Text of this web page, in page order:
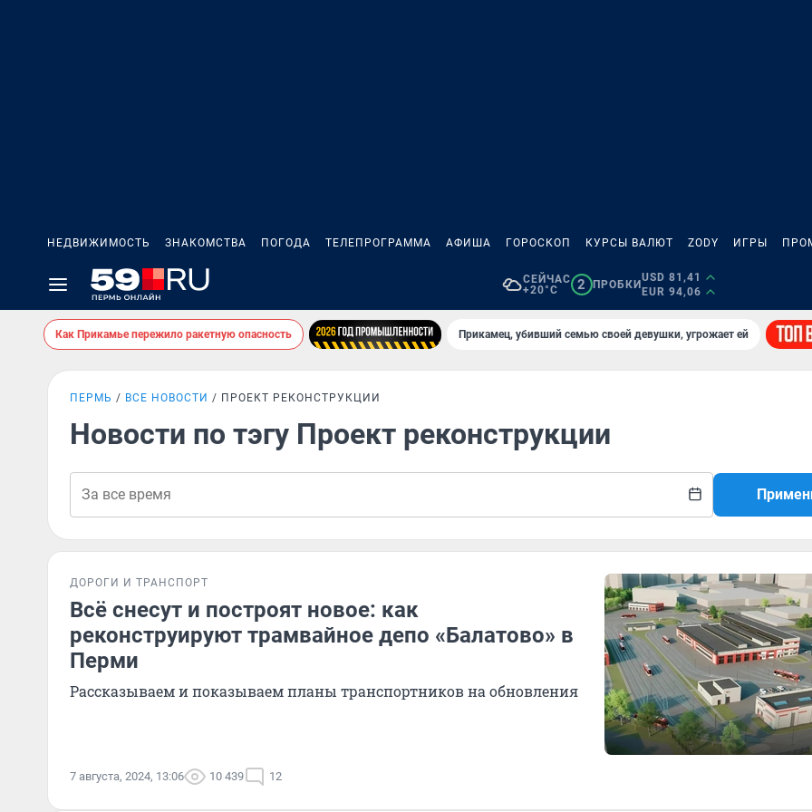
НЕДВИЖИМОСТЬ ЗНАКОМСТВА ПОГОДА ТЕЛЕПРОГРАММА АФИША ГОРОСКОП КУРСЫ ВАЛЮТ ZODY ИГРЫ
СЕЙЧАС
+20°C
2 ПРОБКИ
USD 81,41
EUR 94,06
Как Прикамье пережило ракетную опасность Прикамец, убивший семью своей девушки, угрожает ей
ПЕРМЬ ВСЕ НОВОСТИ ПРОЕКТ РЕКОНСТРУКЦИИ
Новости по тэгу Проект реконструкции
ДОРОГИ И ТРАНСПОРТ
Всё снесут и построят новое: как
реконструируют трамвайное депо «Балатово» в
Перми
Рассказываем и показываем планы транспортников на обновления
7 августа, 2024, 13:06 10 439 12